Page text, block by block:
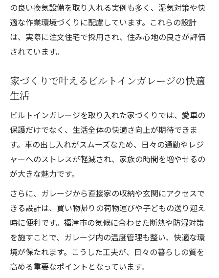
の良い換気設備を取り入れる実例も多く、湿気対策や快
適な作業環境づくりに配慮しています。これらの設計
は、実際に注文住宅で採用され、住み心地の良さが評価
されています。
家づくりで叶えるビルトインガレージの快適
生活
ビルトインガレージを取り入れた家づくりでは、愛車の
保護だけでなく、生活全体の快適さ向上が期待できま
す。車の出し入れがスムーズなため、日々の通勤やレジ
ャーへのストレスが軽減され、家族の時間を増やせるの
が大きな魅力です。
さらに、ガレージから直接家の収納や玄関にアクセスで
きる設計は、買い物帰りの荷物運びや子どもの送り迎え
時に便利です。福津市の気候に合わせた断熱や防湿対策
を施すことで、ガレージ内の温度管理も整い、快適な環
境が保たれます。こうした工夫が、日々の暮らしの質を
高める重要なポイントとなっています。